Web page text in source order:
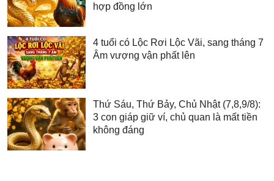
hợp đồng lớn
4 tuổi có Lộc Rơi Lộc Vãi, sang tháng 7
Âm vượng vận phất lên
Thứ Sáu, Thứ Bảy, Chủ Nhật (7,8,9/8):
3 con giáp giữ ví, chủ quan là mất tiền
không đáng